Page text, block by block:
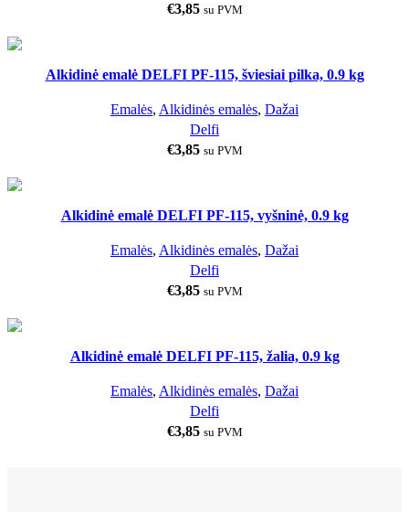
€3,85 su PVM
Alkidinė emalė DELFI PF-115, šviesiai pilka, 0.9 kg
Emalės, Alkidinės emalės, Dažai
Delfi
€3,85 su PVM
Alkidinė emalė DELFI PF-115, vyšninė, 0.9 kg
Emalės, Alkidinės emalės, Dažai
Delfi
€3,85 su PVM
Alkidinė emalė DELFI PF-115, žalia, 0.9 kg
Emalės, Alkidinės emalės, Dažai
Delfi
€3,85 su PVM